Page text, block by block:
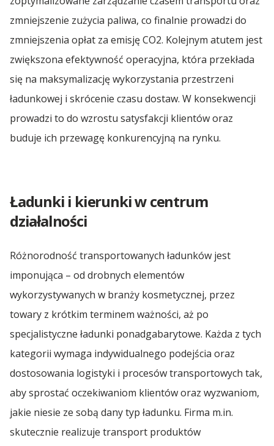
zmniejszenie zużycia paliwa, co finalnie prowadzi do
zmniejszenia opłat za emisję CO2. Kolejnym atutem jest
zwiększona efektywność operacyjna, która przekłada
się na maksymalizację wykorzystania przestrzeni
ładunkowej i skrócenie czasu dostaw. W konsekwencji
prowadzi to do wzrostu satysfakcji klientów oraz
buduje ich przewagę konkurencyjną na rynku.
Ładunki i kierunki w centrum
działalności
Różnorodność transportowanych ładunków jest
imponująca – od drobnych elementów
wykorzystywanych w branży kosmetycznej, przez
towary z krótkim terminem ważności, aż po
specjalistyczne ładunki ponadgabarytowe. Każda z tych
kategorii wymaga indywidualnego podejścia oraz
dostosowania logistyki i procesów transportowych tak,
aby sprostać oczekiwaniom klientów oraz wyzwaniom,
jakie niesie ze sobą dany typ ładunku. Firma m.in.
skutecznie realizuje transport produktów